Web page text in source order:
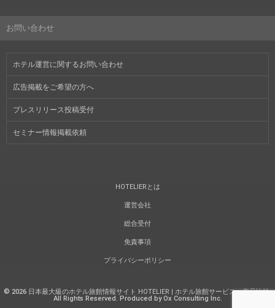
お問い合わせ
ホテル運営に関するお問い合わせ
広告掲載をご希望の方へ
プレスリリース投稿受付
セミナー情報掲載依頼
HOTELIERとは
運営会社
総合受付
免責事項
プライバシーポリシー
© 2026 日本最大級のホテル旅館情報サイト HOTELIER | ホテル旅館サービス・商品比較.
All Rights Reserved. Produced by Ox Consulting Inc.